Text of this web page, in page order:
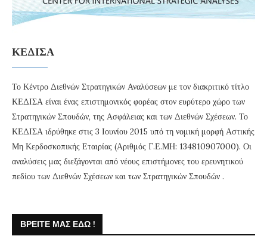
ΚΕΔΙΣΑ
Το Κέντρο Διεθνών Στρατηγικών Αναλύσεων με τον διακριτικό τίτλο
ΚΕΔΙΣΑ είναι ένας επιστημονικός φορέας στον ευρύτερο χώρο των
Στρατηγικών Σπουδών, της Ασφάλειας και των Διεθνών Σχέσεων. Το
ΚΕΔΙΣΑ ιδρύθηκε στις 3 Ιουνίου 2015 υπό τη νομική μορφή Αστικής
Μη Κερδοσκοπικής Εταιρίας (Αριθμός Γ.Ε.ΜΗ: 134810907000). Οι
αναλύσεις μας διεξάγονται από νέους επιστήμονες του ερευνητικού
πεδίου των Διεθνών Σχέσεων και των Στρατηγικών Σπουδών .
ΒΡΕΊΤΕ ΜΑΣ ΕΔΏ !